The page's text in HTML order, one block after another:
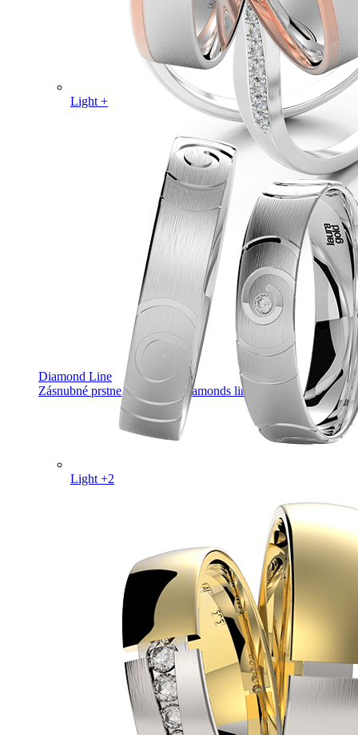
Diamond Line
Zásnubné prstne z kolekcie Diamonds line.
Light +
Light +2